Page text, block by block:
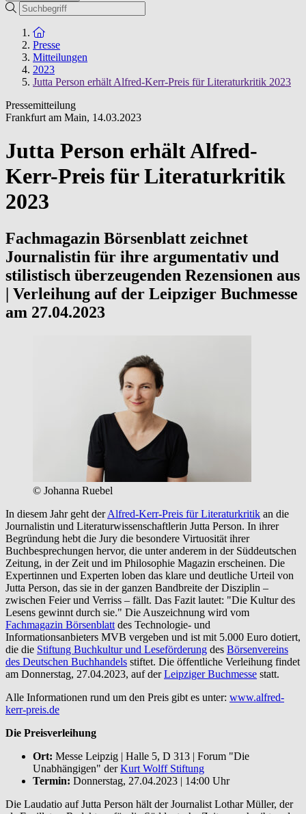
Suche
Zur Startseite
Presse
Mitteilungen
2023
Jutta Person erhält Alfred-Kerr-Preis für Literaturkritik 2023
Pressemitteilung
Frankfurt am Main, 14.03.2023
Jutta Person erhält Alfred-
Kerr-Preis für Literaturkritik
2023
Fachmagazin Börsenblatt zeichnet
Journalistin für ihre argumentativ und
stilistisch überzeugenden Rezensionen aus
| Verleihung auf der Leipziger Buchmesse
am 27.04.2023
© Johanna Ruebel
In diesem Jahr geht derAlfred-Kerr-Preis für Literaturkritik an die
Journalistin und Literaturwissenschaftlerin Jutta Person. In ihrer
Begründung hebt die Jury die besondere Virtuosität ihrer
Buchbesprechungen hervor, die unter anderem in der Süddeutschen
Zeitung, in der Zeit und im Philosophie Magazin erscheinen. Die
Expertinnen und Experten loben das klare und deutliche Urteil von
Jutta Person, das sie in der ganzen Bandbreite der Disziplin –
zwischen Feier und Verriss – fällt. Das Fazit lautet: "Die Kultur des
Lesens gewinnt durch sie." Die Auszeichnung wird vom
Fachmagazin Börsenblatt des Technologie- und
Informationsanbieters MVB vergeben und ist mit 5.000 Euro dotiert,
die die Stiftung Buchkultur und Leseförderung des Börsenvereins
des Deutschen Buchhandels stiftet. Die öffentliche Verleihung findet
am Donnerstag, 27.04.2023, auf derLeipziger Buchmesse statt.
Alle Informationen rund um den Preis gibt es unter: www.alfred-
kerr-preis.de
Die Preisverleihung
Ort: Messe Leipzig | Halle 5, D 313 | Forum "Die
Unabhängigen" derKurt Wolff Stiftung
Termin: Donnerstag, 27.04.2023 | 14:00 Uhr
Die Laudatio auf Jutta Person hält der Journalist Lothar Müller, der